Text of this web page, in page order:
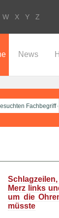
W X Y Z
News
Schlagzeilen,
Merz links
um die
müsste